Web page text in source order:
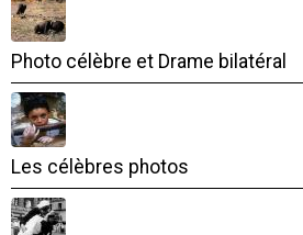
Photo célèbre et Drame bilatéral
Les célèbres photos